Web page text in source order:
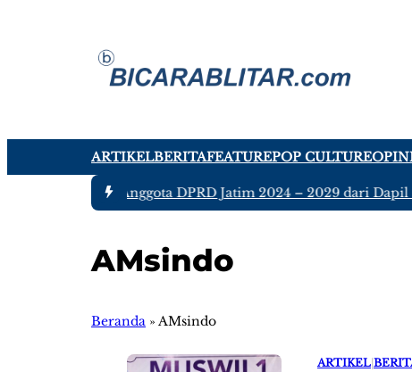
ARTIKELBERITAFEATUREPOP CULTURE
Ada tujuh Anggota DPRD Jatim 2024 – 2029 dari Dapil
AMsindo
Beranda » AMsindo
ARTIKEL |